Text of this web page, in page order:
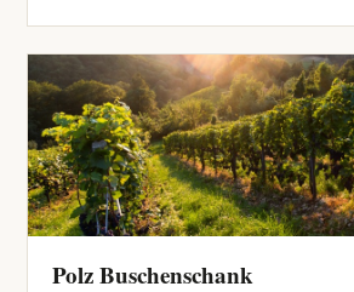
Polz Buschenschank